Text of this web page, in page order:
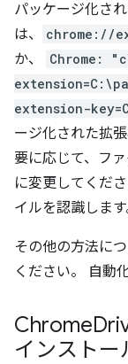
パッケージ化さ
は、
chrome://
か、
Chrome:
extension-
ージ化された拡
要に応じて、フ
に変更してくだ
イルを認識します
その他の方法につ
ください。 自動
Chrome
インストー